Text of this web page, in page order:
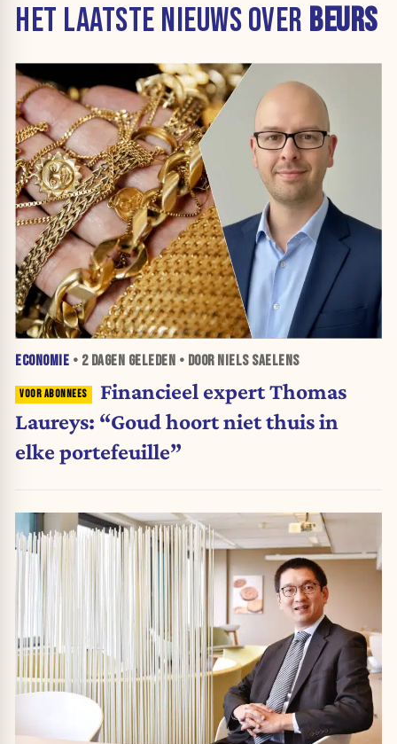
HET LAATSTE NIEUWS OVER BEURS
ECONOMIE • 2 DAGEN GELEDEN • DOOR NIELS SAELENS
Financieel expert Thomas
Laureys: “Goud hoort niet thuis in
elke portefeuille”